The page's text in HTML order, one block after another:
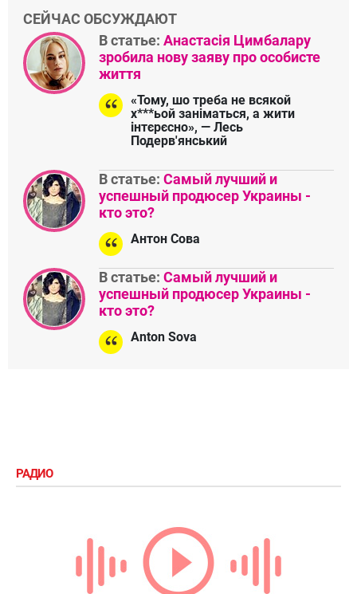
СЕЙЧАС ОБСУЖДАЮТ
В статье: Анастасія Цимбалару
зробила нову заяву про особисте
життя
«Тому, шо треба не всякой
х***ьой заніматься, а жити
інтєрєсно», — Лесь
Подерв'янський
В статье: Самый лучший и
успешный продюсер Украины -
кто это?
Антон Сова
В статье: Самый лучший и
успешный продюсер Украины -
кто это?
Anton Sova
РАДИО